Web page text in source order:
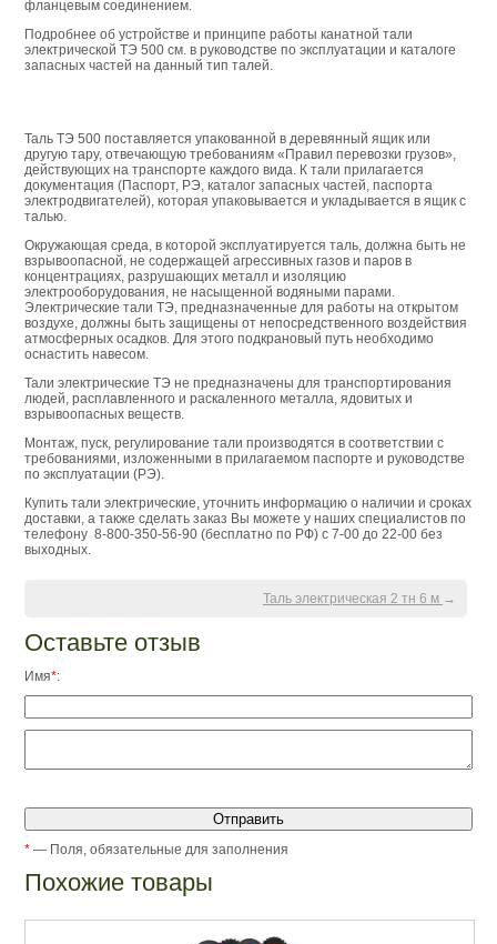
фланцевым соединением.
Подробнее об устройстве и принципе работы канатной тали
электрической ТЭ 500 см. в руководстве по эксплуатации и каталоге
запасных частей на данный тип талей.
Таль ТЭ 500 поставляется упакованной в деревянный ящик или
другую тару, отвечающую требованиям «Правил перевозки грузов»,
действующих на транспорте каждого вида. К тали прилагается
документация (Паспорт, РЭ, каталог запасных частей, паспорта
электродвигателей), которая упаковывается и укладывается в ящик с
талью.
Окружающая среда, в которой эксплуатируется таль, должна быть не
взрывоопасной, не содержащей агрессивных газов и паров в
концентрациях, разрушающих металл и изоляцию
электрооборудования, не насыщенной водяными парами.
Электрические тали ТЭ, предназначенные для работы на открытом
воздухе, должны быть защищены от непосредственного воздействия
атмосферных осадков. Для этого подкрановый путь необходимо
оснастить навесом.
Тали электрические ТЭ не предназначены для транспортирования
людей, расплавленного и раскаленного металла, ядовитых и
взрывоопасных веществ.
Монтаж, пуск, регулирование тали производятся в соответствии с
требованиями, изложенными в прилагаемом паспорте и руководстве
по эксплуатации (РЭ).
Купить тали электрические, уточнить информацию о наличии и сроках
доставки, а также сделать заказ Вы можете у наших специалистов по
телефону 8-800-350-56-90 (бесплатно по РФ) с 7-00 до 22-00 без
выходных.
Таль электрическая 2 тн 6 м →
Оставьте отзыв
Имя*:
* — Поля, обязательные для заполнения
Похожие товары